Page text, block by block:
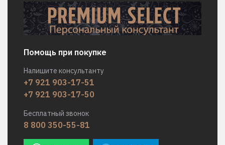
Помощь при покупке
Напишите консультанту
+7 921 903-17-51
+7 921 903-17-50
Бесплатный звонок
8 800 350-55-81